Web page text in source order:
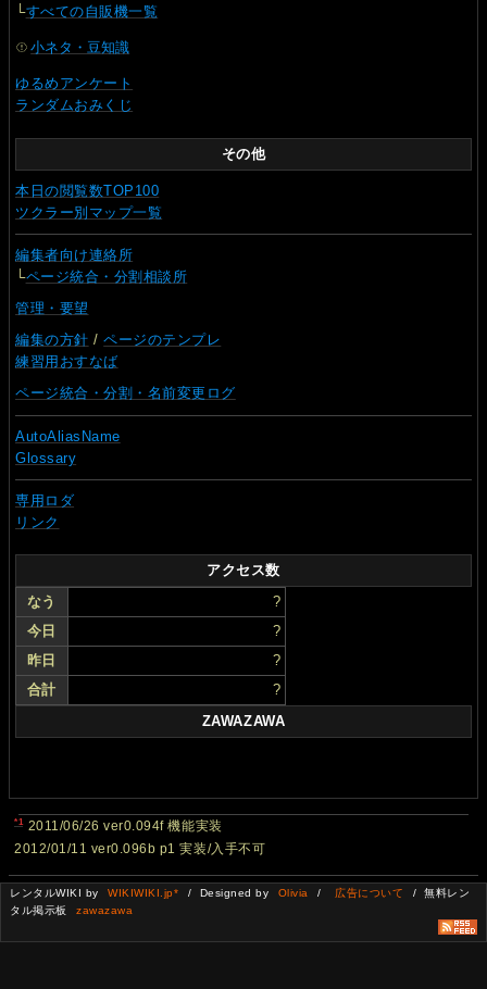
└すべての自販機一覧
小ネタ・豆知識
ゆるめアンケート
ランダムおみくじ
その他
本日の閲覧数TOP100
ツクラー別マップ一覧
編集者向け連絡所
└ページ統合・分割相談所
管理・要望
編集の方針 /ページのテンプレ
練習用おすなば
ページ統合・分割・名前変更ログ
AutoAliasName
Glossary
専用ロダ
リンク
アクセス数
なう
?
今日
?
昨日
?
合計
?
ZAWAZAWA
*1 2011/06/26 ver0.094f 機能実装
2012/01/11 ver0.096b p1 実装/入手不可
レンタルWIKI by WIKIWIKI.jp* / Designed by Olivia / 広告について
/ 無料レン
タル掲示板
zawazawa